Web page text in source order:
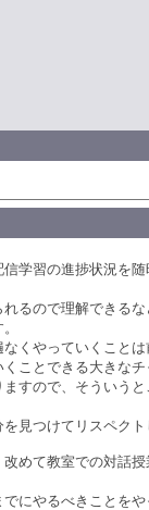
学習の進捗状況を
るので理解できる
くやっていくこと
ことできる大きな
すので、そういう
見つけてリスペク
めて教室での対話
にやるべきことを